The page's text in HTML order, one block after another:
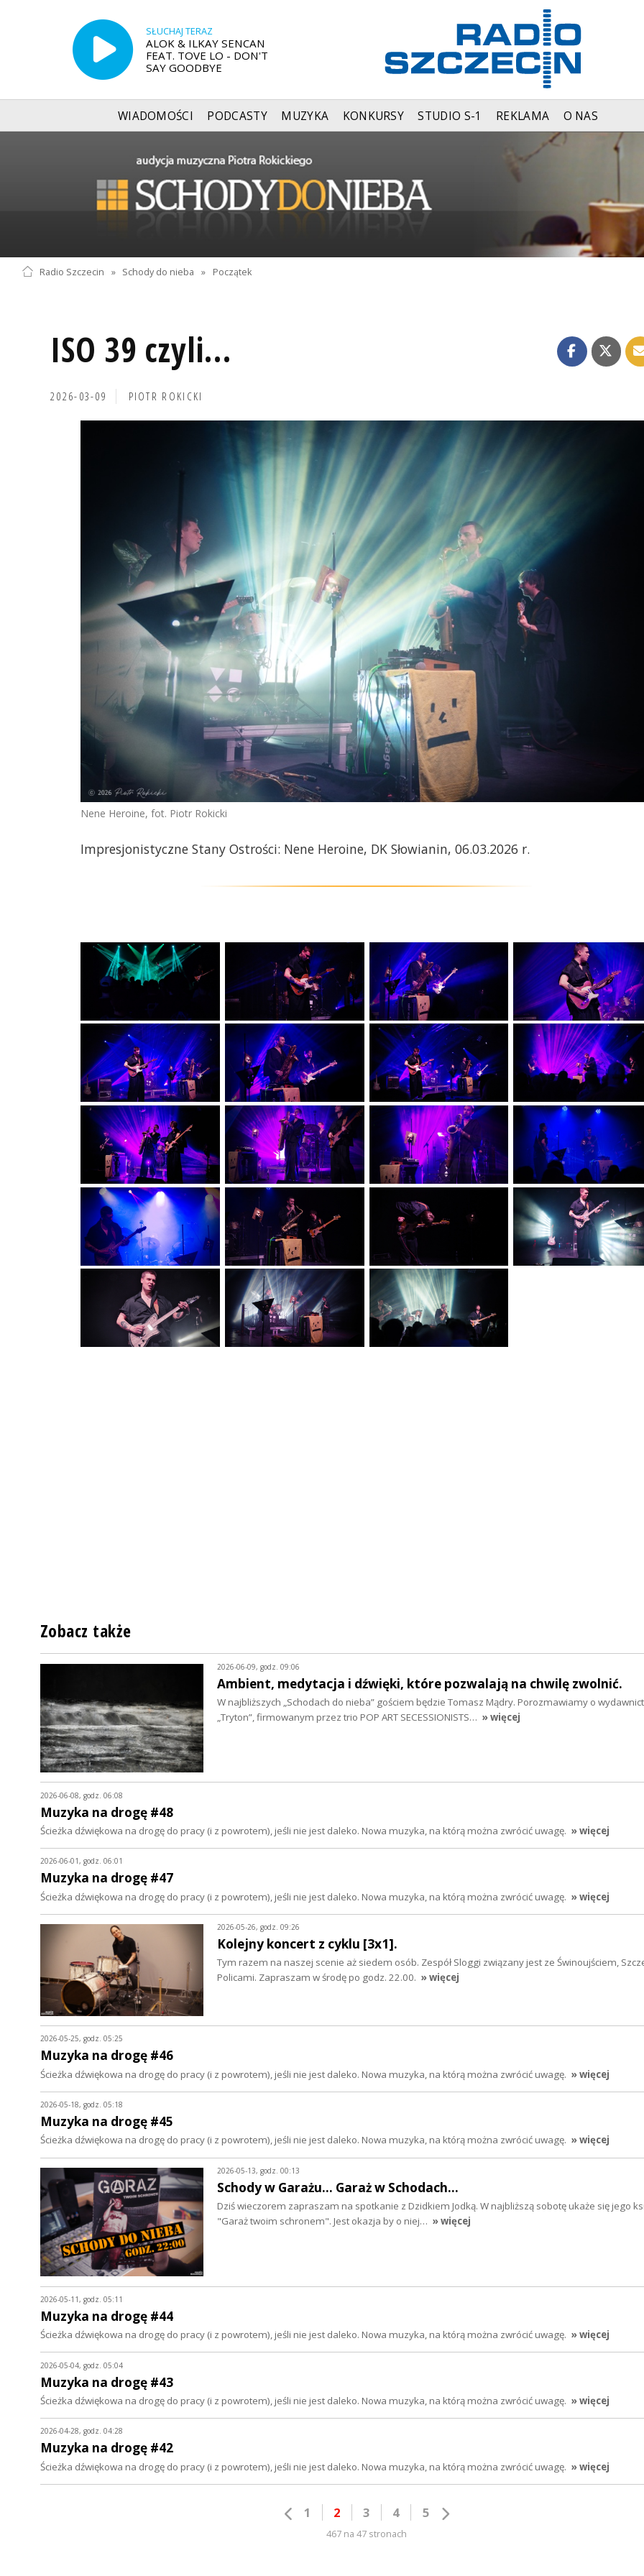
SŁUCHAJ TERAZ
ALOK & ILKAY SENCAN
FEAT. TOVE LO - DON'T
SAY GOODBYE
WIADOMOŚCI PODCASTY MUZYKA KONKURSY STUDIO S-1 REKLAMA O NAS
Radio Szczecin » Schody do nieba » Początek
ISO 39 czyli...
2026-03-09 PIOTR ROKICKI
Nene Heroine, fot. Piotr Rokicki
Impresjonistyczne Stany Ostrości: Nene Heroine, DK Słowianin, 06.03.2026 r.
Zobacz także
2026-06-09, godz. 09:06
Ambient, medytacja i dźwięki, które pozwalają na chwilę zwolnić.
W najbliższych „Schodach do nieba” gościem będzie Tomasz Mądry. Porozmawiamy o
„Tryton”, firmowanym przez trio POP ART SECESSIONISTS… » więcej
2026-06-08, godz. 06:08
Muzyka na drogę #48
Ścieżka dźwiękowa na drogę do pracy (i z powrotem), jeśli nie jest daleko. Nowa muzyka, na którą można zwrócić uwagę. » więcej
2026-06-01, godz. 06:01
Muzyka na drogę #47
Ścieżka dźwiękowa na drogę do pracy (i z powrotem), jeśli nie jest daleko. Nowa muzyka, na którą można zwrócić uwagę. » więcej
2026-05-26, godz. 09:26
Kolejny koncert z cyklu [3x1].
Tym razem na naszej scenie aż siedem osób. Zespół Sloggi związany jest ze Świnoujściem,
Policami. Zapraszam w środę po godz. 22.00. » więcej
2026-05-25, godz. 05:25
Muzyka na drogę #46
Ścieżka dźwiękowa na drogę do pracy (i z powrotem), jeśli nie jest daleko. Nowa muzyka, na którą można zwrócić uwagę. » więcej
2026-05-18, godz. 05:18
Muzyka na drogę #45
Ścieżka dźwiękowa na drogę do pracy (i z powrotem), jeśli nie jest daleko. Nowa muzyka, na którą można zwrócić uwagę. » więcej
2026-05-13, godz. 00:13
Schody w Garażu... Garaż w Schodach...
Dziś wieczorem zapraszam na spotkanie z Dzidkiem Jodką. W najbliższą sobotę ukaże się jego
"Garaż twoim schronem". Jest okazja by o niej… » więcej
2026-05-11, godz. 05:11
Muzyka na drogę #44
Ścieżka dźwiękowa na drogę do pracy (i z powrotem), jeśli nie jest daleko. Nowa muzyka, na którą można zwrócić uwagę. » więcej
2026-05-04, godz. 05:04
Muzyka na drogę #43
Ścieżka dźwiękowa na drogę do pracy (i z powrotem), jeśli nie jest daleko. Nowa muzyka, na którą można zwrócić uwagę. » więcej
2026-04-28, godz. 04:28
Muzyka na drogę #42
Ścieżka dźwiękowa na drogę do pracy (i z powrotem), jeśli nie jest daleko. Nowa muzyka, na którą można zwrócić uwagę. » więcej
1 2 3 4 5
467 na 47 stronach